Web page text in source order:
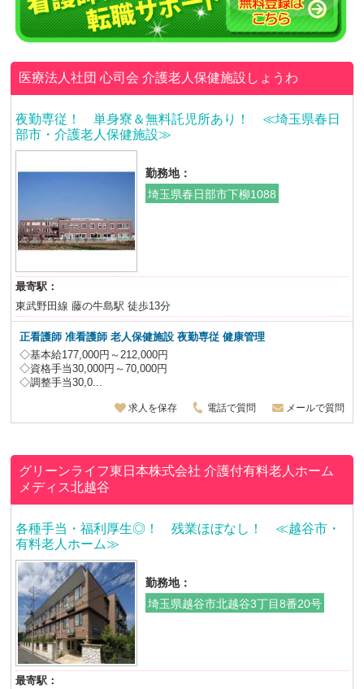
医療法人社団 心司会介護老人保健施設しょうわ
夜勤専従！ 単身寮＆無料託児所あり！ ≪埼玉県春日
部市・介護老人保健施設≫
勤務地：
埼玉県春日部市下柳1088
最寄駅：
東武野田線 藤の牛島駅 徒歩13分
正看護師 准看護師老人保健施設夜勤専従 健康管理
◇基本給177,000円～212,000円
◇資格手当30,000円～70,000円
◇調整手当30,0...
求人を保存 電話で質問 メールで質問
グリーンライフ東日本株式会社介護付有料老人ホーム
メディス北越谷
各種手当・福利厚生◎！ 残業ほぼなし！ ≪越谷市・
有料老人ホーム≫
勤務地：
埼玉県越谷市北越谷3丁目8番20号
最寄駅：